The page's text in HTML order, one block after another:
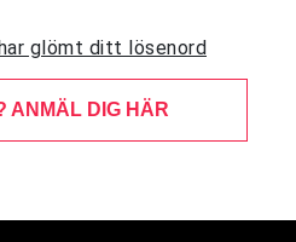
glömt ditt lösenord
ANMÄL DIG HÄR